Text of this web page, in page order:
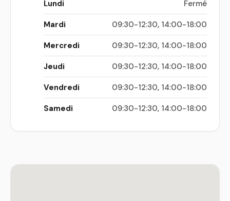
Lundi Fermé
Mardi 09:30-12:30, 14:00-18:00
Mercredi 09:30-12:30, 14:00-18:00
Jeudi 09:30-12:30, 14:00-18:00
Vendredi 09:30-12:30, 14:00-18:00
Samedi 09:30-12:30, 14:00-18:00